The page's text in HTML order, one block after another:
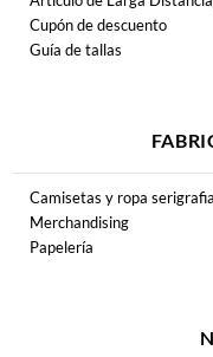
Cupón de descuento
Guía de tallas
Camisetas y ropa
Merchandising
Papelería